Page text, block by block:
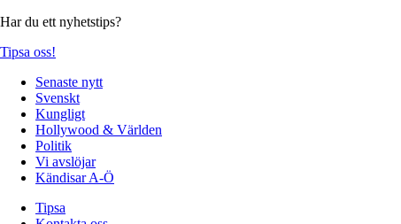
Har du ett nyhetstips?
Tipsa oss!
Senaste nytt
Svenskt
Kungligt
Hollywood & Världen
Politik
Vi avslöjar
Kändisar A-Ö
Tipsa